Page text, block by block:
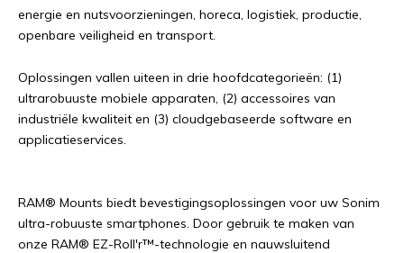
energie en nutsvoorzieningen, horeca, logistiek, productie,
openbare veiligheid en transport.
Oplossingen vallen uiteen in drie hoofdcategorieën: (1)
ultrarobuuste mobiele apparaten, (2) accessoires van
industriële kwaliteit en (3) cloudgebaseerde software en
applicatieservices.
RAM® Mounts biedt bevestigingsoplossingen voor uw Sonim
ultra-robuuste smartphones. Door gebruik te maken van
onze RAM® EZ-Roll'r™-technologie en nauwsluitend